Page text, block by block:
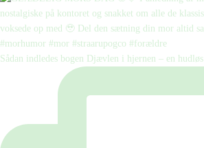
Sådan indledes bogen Djævlen i hjernen – en hudløs